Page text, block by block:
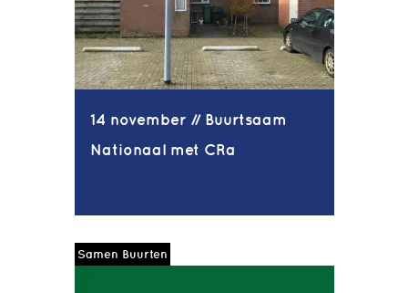
14 november // Buurtsaam
Nationaal met CRa
Samen Buurten